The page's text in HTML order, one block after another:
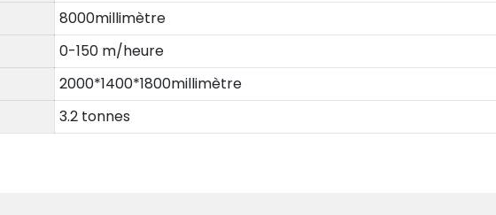
8000millimètre
0-150 m/heure
2000*1400*1800millimètre
3.2 tonnes